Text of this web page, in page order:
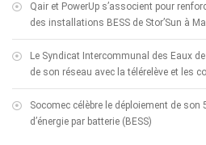
Qair et PowerUp s’associent pour
des installations BESS de Stor’Sun à
Le Syndicat Intercommunal des Eaux
de son réseau avec la télérelève et les
Socomec célèbre le déploiement de
d’énergie par batterie (BESS)